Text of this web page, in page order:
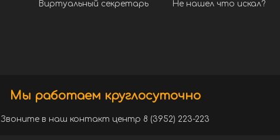
Виртуальный секретарь Не нашел что искал?
Мы работаем круглосуточно
Звоните в наш контакт центр 8 (3952) 223-223